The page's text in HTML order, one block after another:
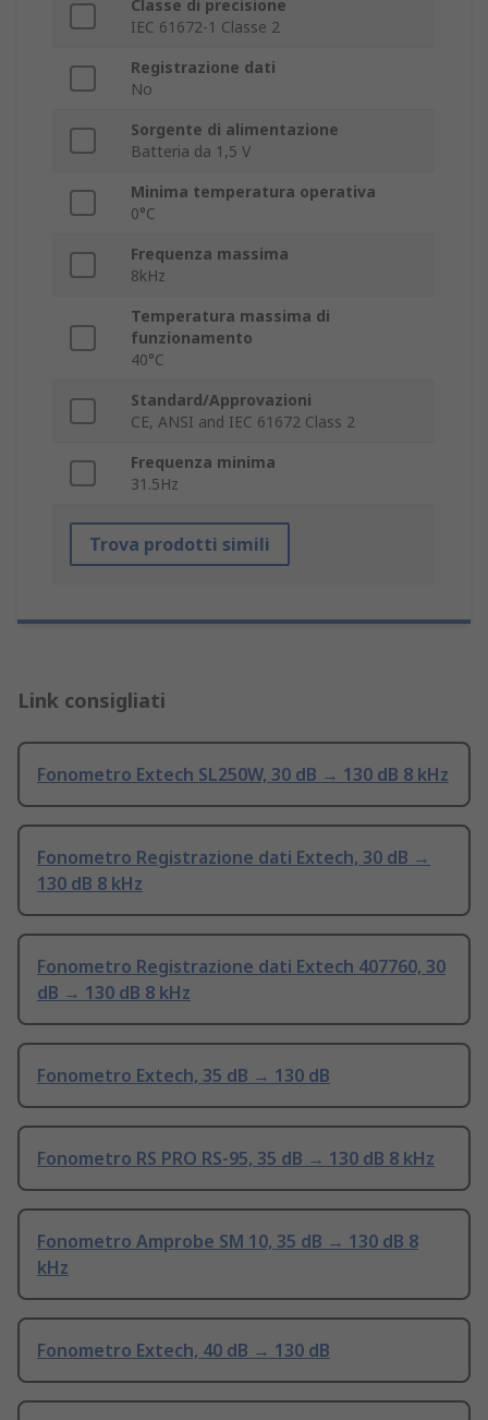
Classe di precisione
IEC 61672-1 Classe 2
Registrazione dati
No
Sorgente di alimentazione
Batteria da 1,5 V
Minima temperatura operativa
0°C
Frequenza massima
8kHz
Temperatura massima di
funzionamento
40°C
Standard/Approvazioni
CE, ANSI and IEC 61672 Class 2
Frequenza minima
31.5Hz
Trova prodotti simili
Link consigliati
Fonometro Extech SL250W, 30 dB → 130 dB 8 kHz
Fonometro Registrazione dati Extech, 30 dB →
130 dB 8 kHz
Fonometro Registrazione dati Extech 407760, 30
dB → 130 dB 8 kHz
Fonometro Extech, 35 dB → 130 dB
Fonometro RS PRO RS-95, 35 dB → 130 dB 8 kHz
Fonometro Amprobe SM 10, 35 dB → 130 dB 8
kHz
Fonometro Extech, 40 dB → 130 dB